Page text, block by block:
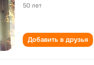
50 лет
Добавить в друзья